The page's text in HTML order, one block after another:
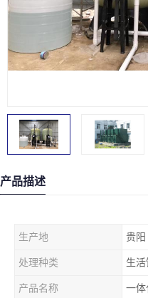
产品描述
生产地 贵阳
处理种类 生
产品名称 一体